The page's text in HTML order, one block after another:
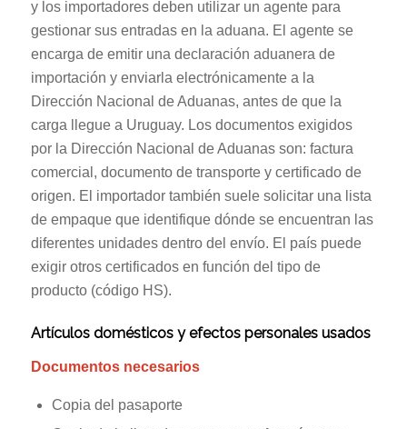
y los importadores deben utilizar un agente para
gestionar sus entradas en la aduana. El agente se
encarga de emitir una declaración aduanera de
importación y enviarla electrónicamente a la
Dirección Nacional de Aduanas, antes de que la
carga llegue a Uruguay. Los documentos exigidos
por la Dirección Nacional de Aduanas son: factura
comercial, documento de transporte y certificado de
origen. El importador también suele solicitar una lista
de empaque que identifique dónde se encuentran las
diferentes unidades dentro del envío. El país puede
exigir otros certificados en función del tipo de
producto (código HS).
Artículos domésticos y efectos personales usados
Documentos necesarios
Copia del pasaporte